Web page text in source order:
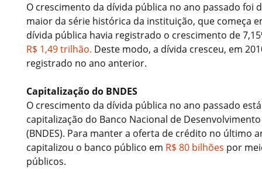
O crescimento da dívida pública no ano passado foi
maior da série histórica da instituição, que começa
dívida pública havia registrado o crescimento de
R$ 1,49 trilhão. Deste modo, a dívida cresceu, em
registrado no ano anterior.
Capitalização do BNDES
O crescimento da dívida pública no ano passado
capitalização do Banco Nacional de
(BNDES). Para manter a oferta de crédito no último
capitalizou o banco público em R$ 80 bilhões por
públicos.